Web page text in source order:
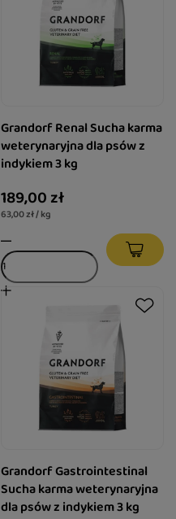
Grandorf Renal Sucha karma
weterynaryjna dla psów z
indykiem 3 kg
189,00 zł
63,00 zł / kg
Grandorf Gastrointestinal
Sucha karma weterynaryjna
dla psów z indykiem 3 kg